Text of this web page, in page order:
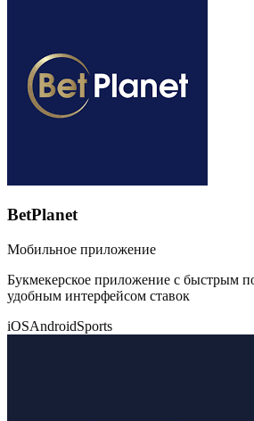
BetPlanet
Мобильное приложение
Букмекерское приложение с быстрым
удобным интерфейсом ставок
iOSAndroidSports